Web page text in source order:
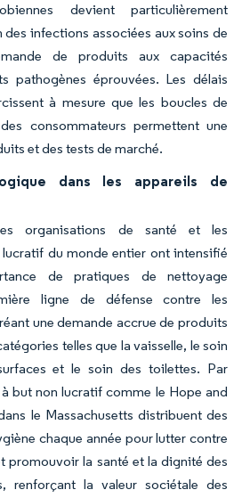
devient particulièrement
infections associées aux soins de
de produits aux capacités
pathogènes éprouvées. Les délais
à mesure que les boucles de
consommateurs permettent une
et des tests de marché.
dans les appareils de
organisations de santé et les
du monde entier ont intensifié
de pratiques de nettoyage
ligne de défense contre les
une demande accrue de produits
telles que la vaisselle, le soin
et le soin des toilettes. Par
but non lucratif comme le Hope and
le Massachusetts distribuent des
chaque année pour lutter contre
promouvoir la santé et la dignité des
renforçant la valeur sociétale des